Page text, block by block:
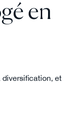
en
diversification, et